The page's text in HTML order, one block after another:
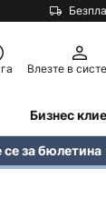
Влезте в
Бизнес
за бюлетина